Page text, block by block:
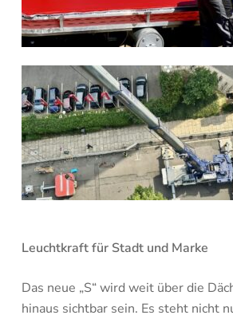
Leuchtkraft für Stadt und Marke
Das neue „S“ wird weit über die
hinaus sichtbar sein. Es steht nicht